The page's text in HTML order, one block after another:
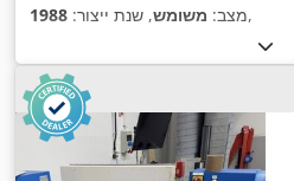
מצב: משומש, שנת ייצור: 1988 ,